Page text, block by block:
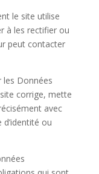
le site utilise
à les rectifier ou
peut contacter
les Données
corrige, mette
avec
d’identité ou